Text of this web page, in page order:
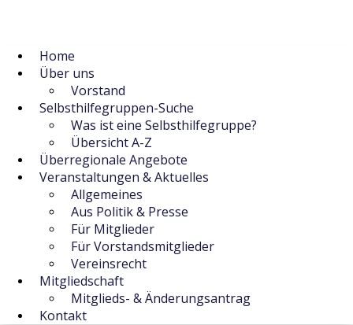
Home
Über uns
Vorstand
Selbsthilfegruppen-Suche
Was ist eine Selbsthilfegruppe?
Übersicht A-Z
Überregionale Angebote
Veranstaltungen & Aktuelles
Allgemeines
Aus Politik & Presse
Für Mitglieder
Für Vorstandsmitglieder
Vereinsrecht
Mitgliedschaft
Mitglieds- & Änderungsantrag
Kontakt